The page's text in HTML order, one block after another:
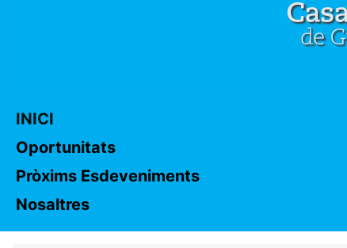
INICI
Oportunitats
Pròxims Esdeveniments
Nosaltres